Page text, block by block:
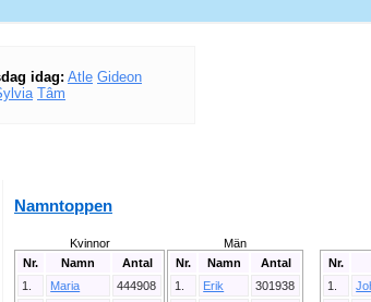
idag: Atle Gideon
Tâm
Namntoppen
Kvinnor
Nr.
Namn
Antal
1.
Maria
444908
Män
Nr.
Namn
Antal
1.
Erik
301938
Nr.
1.